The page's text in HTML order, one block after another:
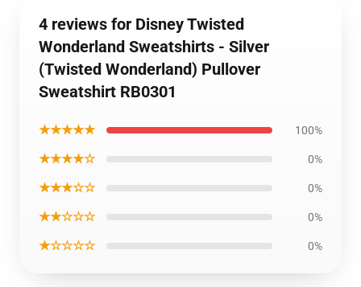
4 reviews for Disney Twisted
Wonderland Sweatshirts - Silver
(Twisted Wonderland) Pullover
Sweatshirt RB0301
★★★★★ 100%
★★★★☆ 0%
★★★☆☆ 0%
★★☆☆☆ 0%
★☆☆☆☆ 0%